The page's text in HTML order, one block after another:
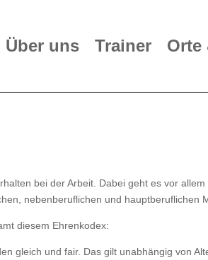
Über uns Trainer Orte
bei der Arbeit. Dabei geht es vor
nebenberuflichen und hauptberuflichen
diesem Ehrenkodex:
gleich und fair. Das gilt unabhängig von